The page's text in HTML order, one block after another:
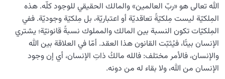
الله تعالى هو «ربّ العالمين» والمالك الحقيقي للوجود كلّه. هذه
المِلكيّة ليست مِلكيّةً تعاقديّة أو اعتباريّة، بل مِلكيّة وجوديّة. ففي
المِلكيّات تكون النسبة بين المالك والمملوك نسبةً قانونيّة؛ يشتري
الإنسان بيتًا، فيُثبّت القانون هذا العقد. أمّا في العلاقة بين الله
والإنسان، فالأمر مختلف: فالله مالكُ ذاتِ الإنسان، أي إن وجود
الإنسان من الله، ولا بقاء له من دونه.